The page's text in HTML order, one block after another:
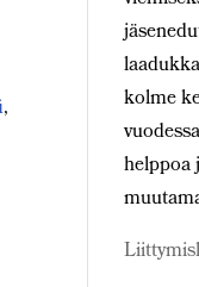
,
kolme
helppoa